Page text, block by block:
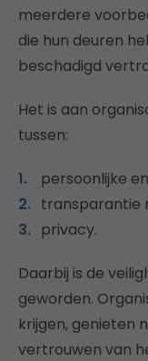
meerdere
die hun deuren
beschadigd
Het is aan
tussen:
persoonlijke
transparantie
privacy.
Daarbij is de
geworden.
krijgen, genieten
vertrouwen van